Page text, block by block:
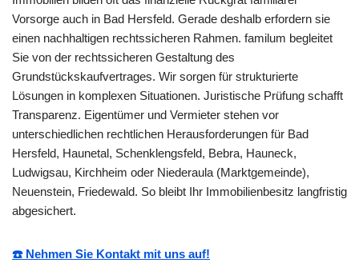
Vorsorge auch in Bad Hersfeld. Gerade deshalb erfordern sie
einen nachhaltigen rechtssicheren Rahmen. familum begleitet
Sie von der rechtssicheren Gestaltung des
Grundstückskaufvertrages. Wir sorgen für strukturierte
Lösungen in komplexen Situationen. Juristische Prüfung schafft
Transparenz. Eigentümer und Vermieter stehen vor
unterschiedlichen rechtlichen Herausforderungen für Bad
Hersfeld, Haunetal, Schenklengsfeld, Bebra, Hauneck,
Ludwigsau, Kirchheim oder Niederaula (Marktgemeinde),
Neuenstein, Friedewald. So bleibt Ihr Immobilienbesitz langfristig
abgesichert.
☎️ Nehmen Sie Kontakt mit uns auf!